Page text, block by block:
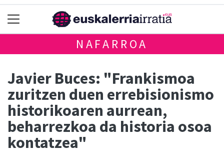
NAFARROA
Javier Buces: "Frankismoa
zuritzen duen errebisionismo
historikoaren aurrean,
beharrezkoa da historia osoa
kontatzea"